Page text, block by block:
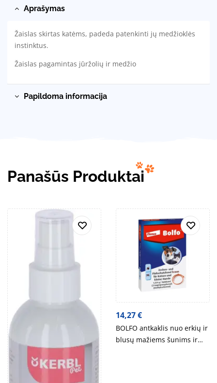
Aprašymas
Žaislas skirtas katėms, padeda patenkinti jų medžioklės
instinktus.
Žaislas pagamintas jūržolių ir medžio
Papildoma informacija
Panašūs Produktai
14,27€
BOLFO antkaklis nuo erkių ir
blusų mažiems šunims ir